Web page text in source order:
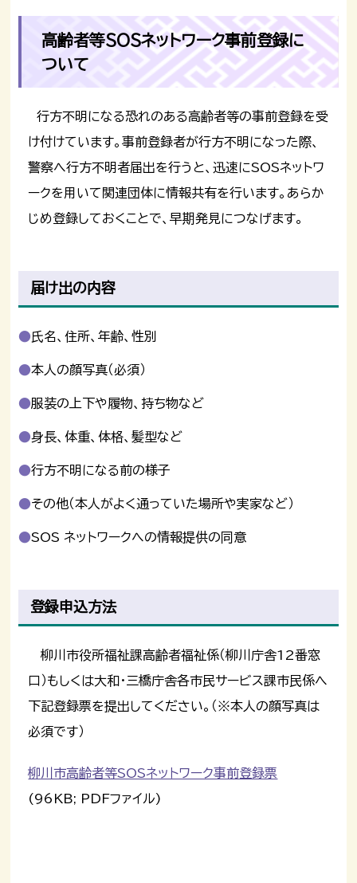
高齢者等SOSネットワーク事前登録に
ついて
行方不明になる恐れのある高齢者等の事前登録を受
け付けています。事前登録者が行方不明になった際、
警察へ行方不明者届出を行うと、迅速にSOSネットワ
ークを用いて関連団体に情報共有を行います。あらか
じめ登録しておくことで、早期発見につなげます。
届け出の内容
氏名、住所、年齢、性別
本人の顔写真（必須）
服装の上下や履物、持ち物など
身長、体重、体格、髪型など
行方不明になる前の様子
その他（本人がよく通っていた場所や実家など）
SOS ネットワークへの情報提供の同意
登録申込方法
柳川市役所福祉課高齢者福祉係（柳川庁舎12番窓
口）もしくは大和・三橋庁舎各市民サービス課市民係へ
下記登録票を提出してください。（※本人の顔写真は
必須です）
柳川市高齢者等SOSネットワーク事前登録票
(96KB; PDFファイル)